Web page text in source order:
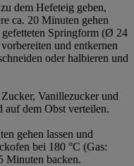
dem Hefeteig geben,
ca. 20 Minuten gehen
Springform (Ø 24
und entkernen
oder halbieren und
Vanillezucker und
auf dem Obst verteilen.
gehen lassen und
bei 180 °C (Gas:
Minuten backen.